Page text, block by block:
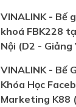
VINALINK - Bế
khoá FBK228
Nội (D2 - Giảng
VINALINK - Bế
Khóa Học
Marketing K88